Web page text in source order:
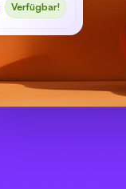
Verfügbar!